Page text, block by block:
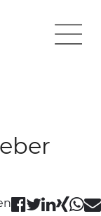
zur Jobseite